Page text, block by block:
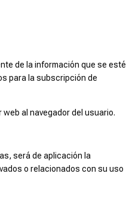
de la información que se esté
para la subscripción de
al navegador del usuario.
será de aplicación la
o relacionados con su uso